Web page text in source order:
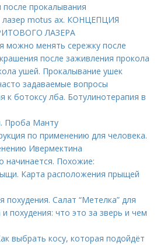
прокалывания
лазер motus ax. КОНЦЕПЦИЯ
ЛАЗЕРА
можно менять сережку после
после заживления прокола
ушей. Прокалывание ушек
задаваемые вопросы
к ботоксу лба. Ботулинотерапия в
Проба Манту
по применению для человека.
Ивермектина
начинается. Похожие:
Карта расположения прыщей
похудения. Салат “Метелка” для
похудения: что это за зверь и чем
выбрать косу, которая подойдёт